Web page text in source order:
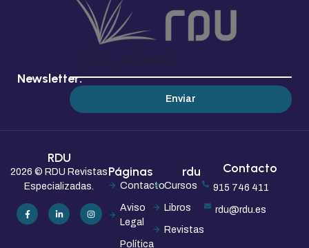
Newsletter:
Enviar
RDU
2026 © RDU Revistas
Especializadas.
Páginas
Contacto
Aviso
Legal
Política
rdu
Cursos
Libros
Revistas
Contacto
915 746 411
rdu@rdu.es